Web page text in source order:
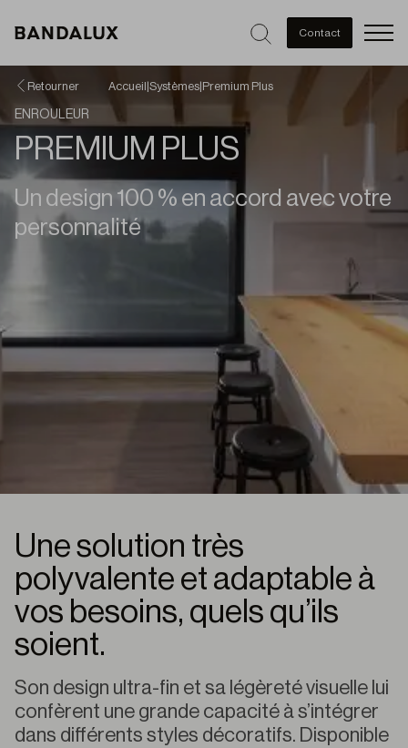
Contact
Retourner Accueil Systèmes Premium Plus
ENROULEUR
PREMIUM PLUS
Un design 100 % en accord avec votre
personnalité
Une solution très
polyvalente et adaptable à
vos besoins, quels qu’ils
soient.
Son design ultra-fin et sa légèreté visuelle lui
confèrent une grande capacité à s’intégrer
dans différents styles décoratifs. Disponible